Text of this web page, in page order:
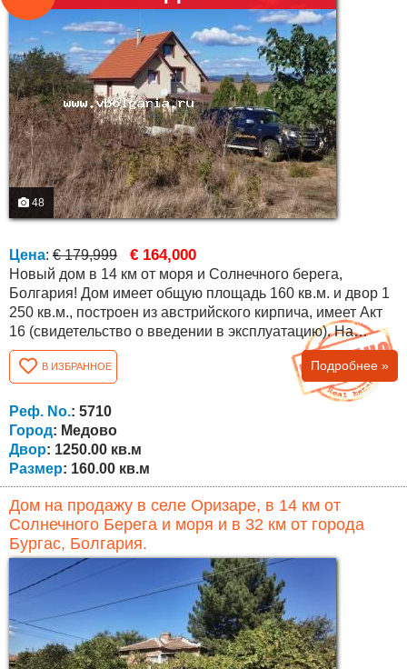
48
Цена: € 179,999 € 164,000
Новый дом в 14 км от моря и Солнечного берега,
Болгария! Дом имеет общую площадь 160 кв.м. и двор 1
250 кв.м., построен из австрийского кирпича, имеет Акт
16 (свидетельство о введении в эксплуатацию). На
первом этаже находится спальня, гостиная с кухней,
ванная комната с туалетом, большая летняя терраса с
кухней, кладовая и прачечная. На втором этаже
находятся две спальни (одна с гардеробной) и ванная
комната с туалетом. На первом...
В ИЗБРАННОЕ Подробнее »
Реф. No.: 5710
Город: Медово
Двор: 1250.00 кв.м
Размер: 160.00 кв.м
Дом на продажу в селе Оризаре, в 14 км от
Солнечного Берега и моря и в 32 км от города
Бургас, Болгария.